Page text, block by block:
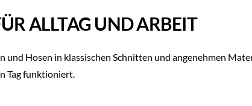
ALLTAG UND ARBEIT
und Hosen in klassischen Schnitten und angenehmen
Tag funktioniert.